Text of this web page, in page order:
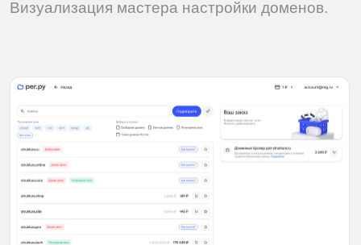
Поиск доменов.
Мы добавили фильтры с предложением
популярных доменных зон и чекбоксы
сортировки выдачи. Рядом с доменом теперь
стоит тег его статуса, а предложение брокера
«уехало» под заказ. Также, стало проще
подобрать домен через предложения ИИ.